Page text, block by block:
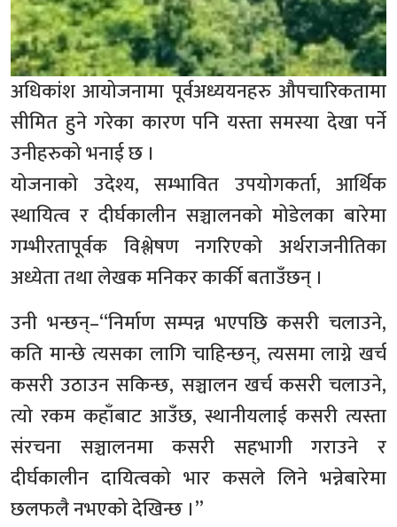
अधिकांश आयोजनामा पूर्वअध्ययनहरु औपचारिकतामा
सीमित हुने गरेका कारण पनि यस्ता समस्या देखा पर्ने
उनीहरुको भनाई छ ।
योजनाको उदेश्य, सम्भावित उपयोगकर्ता, आर्थिक
स्थायित्व र दीर्घकालीन सञ्चालनको मोडेलका बारेमा
गम्भीरतापूर्वक विश्लेषण नगरिएको अर्थराजनीतिका
अध्येता तथा लेखक मनिकर कार्की बताउँछन् ।
उनी भन्छन्‌–“निर्माण सम्पन्न भएपछि कसरी चलाउने,
कति मान्छे त्यसका लागि चाहिन्छन्, त्यसमा लाग्ने खर्च
कसरी उठाउन सकिन्छ, सञ्चालन खर्च कसरी चलाउने,
त्यो रकम कहाँबाट आउँछ, स्थानीयलाई कसरी त्यस्ता
संरचना सञ्चालनमा कसरी सहभागी गराउने र
दीर्घकालीन दायित्वको भार कसले लिने भन्नेबारेमा
छलफलै नभएको देखिन्छ ।”